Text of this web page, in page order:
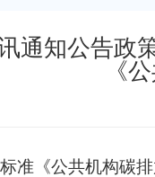
通知公告政
《
准《公共机构碳